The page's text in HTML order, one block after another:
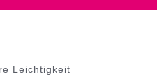
Leichtigkeit